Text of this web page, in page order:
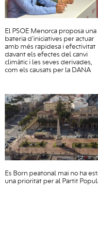
El PSOE Menorca proposa una
bateria d’iniciatives per actuar
amb més rapidesa i efectivitat
davant els efectes del canvi
climàtic i les seves derivades,
com els causats per la DANA
Es Born peatonal mai no ha
una prioritat per al Partit